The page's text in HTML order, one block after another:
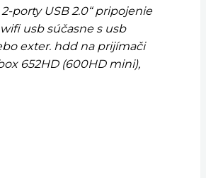
2-porty USB 2.0“ pripojenie
usb súčasne s usb
exter. hdd na prijímači
652HD (600HD mini),